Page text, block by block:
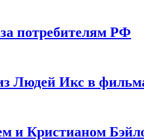
потребителям РФ
Людей Икс в
и Кристианом